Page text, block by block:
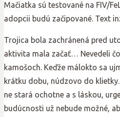
Mačiatka sú testované na FIV/
adopcii budú začipované. Text
Trojica bola zachránená pred
aktivita mala začať… Nevedeli
kamošoch. Keďže málokto sa
krátku dobu, núdzovo do
ne stará ochotne a s láskou,
budúcnosti už nebude možné,